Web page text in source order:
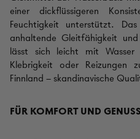
einer dickflüssigeren
Feuchtigkeit unterstützt.
anhaltende Gleitfähigkeit
lässt sich leicht mit Wasser
Klebrigkeit oder Reizungen
Finnland – skandinavische
FÜR KOMFORT UND